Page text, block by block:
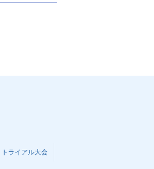
トライアル大会